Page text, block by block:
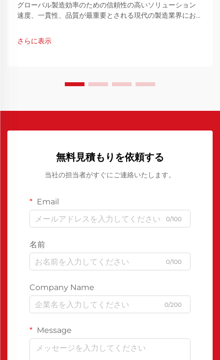
グローバル製造効率のための信頼性の高いソリューション
速度、一貫性、品質が最重要とされる現代の製造業界におい
を与えます。その中でも、中国製...
さらに表示
無料見積もりを依頼する
当社の担当者がすぐにご連絡いたします。
Email
0/100
名前
0/100
Company Name
0/200
Message